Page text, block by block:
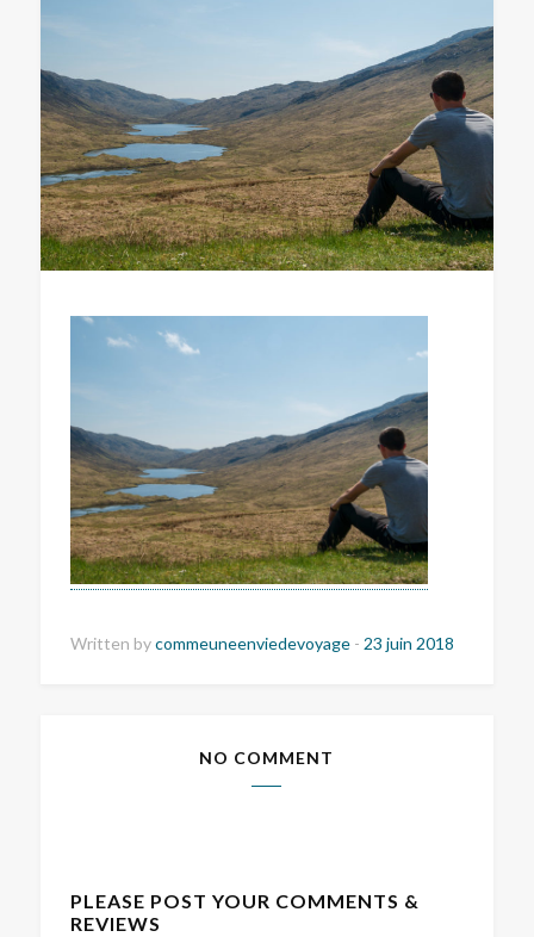
Written bycommeuneenviedevoyage - 23 juin 2018
NO COMMENT
PLEASE POST YOUR COMMENTS &
REVIEWS